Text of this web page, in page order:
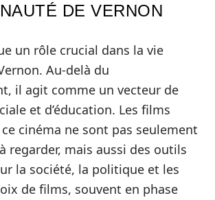
DE VERNON
un rôle crucial dans la vie
Au-delà du
il agit comme un vecteur de
et d’éducation. Les films
cinéma ne sont pas seulement
regarder, mais aussi des outils
la société, la politique et les
de films, souvent en phase